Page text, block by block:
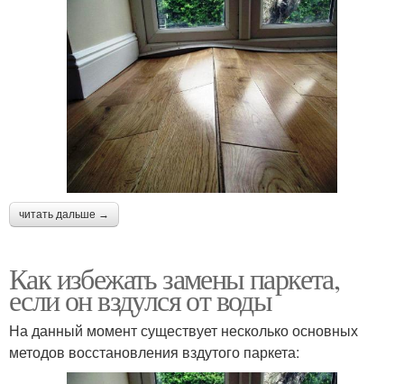
читать дальше →
Как избежать замены паркета,
если он вздулся от воды
На данный момент существует несколько основных
методов восстановления вздутого паркета: